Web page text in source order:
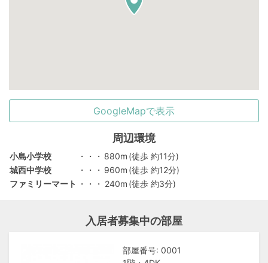
GoogleMapで表示
周辺環境
小島小学校 ・・・ 880m (徒歩 約11分)
城西中学校
・・・ 960m (徒歩 約12分)
ファミリーマート
・・・ 240m (徒歩 約3分)
入居者募集中の部屋
部屋番号: 0001